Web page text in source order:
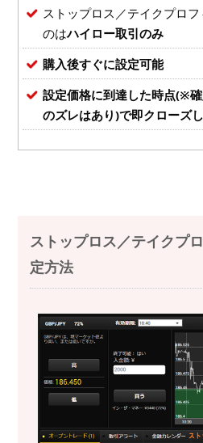
ストップロス／テイクプロ
のはハイロー取引のみ
購入後すぐに設定可能
設定価格に到達した時点(※
のズレはあり)で即クローズ
ストップロス／テイクプ
定方法